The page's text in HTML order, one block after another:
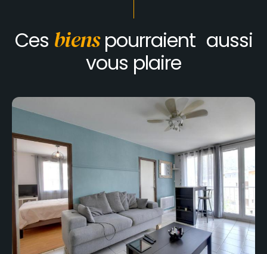
Ces bienspourraient aussi
vous plaire